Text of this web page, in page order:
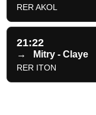
RER AKOL
21:22
→ Mitry - Claye
RER ITON